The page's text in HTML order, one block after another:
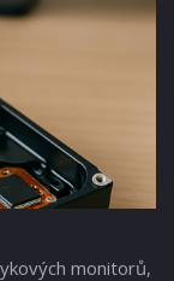
monitorů,